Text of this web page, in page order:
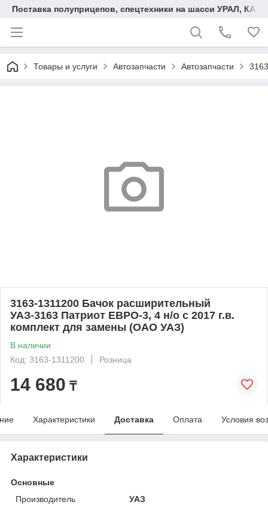
Поставка полуприцепов, спецтехники на шасси УРАЛ,
Товары и услуги Автозапчасти Автозапчасти
3163-1311200 Бачок расширительный
УАЗ-3163 Патриот ЕВРО-3, 4 н/о с 2017 г.в.
комплект для замены (ОАО УАЗ)
В наличии
Код: 3163-1311200
Розница
14 680 ₸
Характеристики Доставка Оплата Условия
Характеристики
Основные
Производитель
УАЗ